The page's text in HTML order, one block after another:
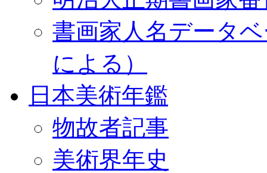
書画家人名データ
による）
日本美術年鑑
物故者記事
美術界年史